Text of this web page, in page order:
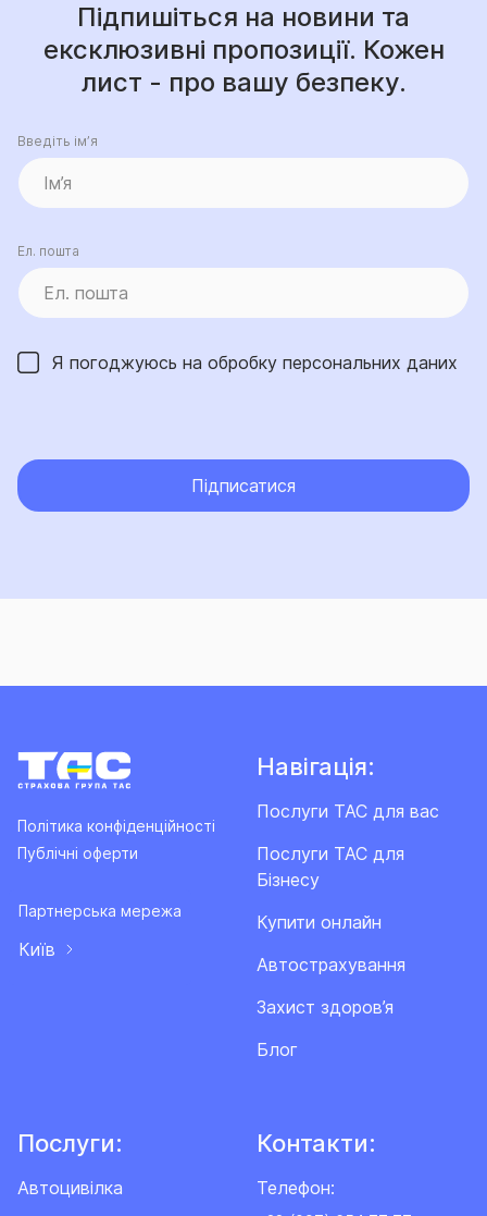
Підпишіться на новини та
ексклюзивні пропозиції. Кожен
лист - про вашу безпеку.
Введіть ім’я
Ел. пошта
Я погоджуюсь на обробку персональних даних
Підписатися
Політика конфіденційності
Публічні оферти
Партнерська мережа
Київ
Навігація:
Послуги ТАС для вас
Послуги ТАС для
Бізнесу
Купити онлайн
Автострахування
Захист здоров’я
Блог
Послуги:
Автоцивілка
Контакти:
Телефон: